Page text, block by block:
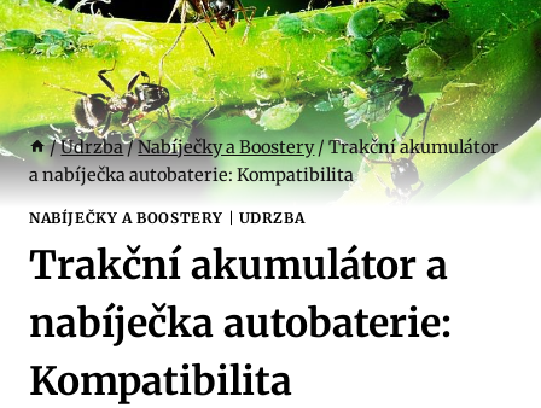
/Udrzba/Nabíječky a Boostery/Trakční akumulátor
a nabíječka autobaterie: Kompatibilita
NABÍJEČKY A BOOSTERY UDRZBA
Trakční akumulátor a
nabíječka autobaterie:
Kompatibilita